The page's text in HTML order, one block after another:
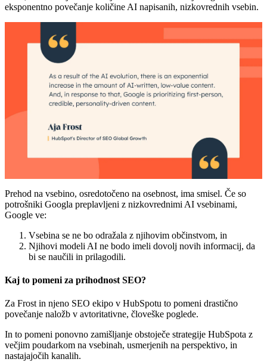
eksponentno povečanje količine AI napisanih, nizkovrednih vsebin.
Prehod na vsebino, osredotočeno na osebnost, ima smisel. Če so
potrošniki Googla preplavljeni z nizkovrednimi AI vsebinami,
Google ve:
Vsebina se ne bo odražala z njihovim občinstvom, in
Njihovi modeli AI ne bodo imeli dovolj novih informacij, da
bi se naučili in prilagodili.
Kaj to pomeni za prihodnost SEO?
Za Frost in njeno SEO ekipo v HubSpotu to pomeni drastično
povečanje naložb v avtoritativne, človeške poglede.
In to pomeni ponovno zamišljanje obstoječe strategije HubSpota z
večjim poudarkom na vsebinah, usmerjenih na perspektivo, in
nastajajočih kanalih.